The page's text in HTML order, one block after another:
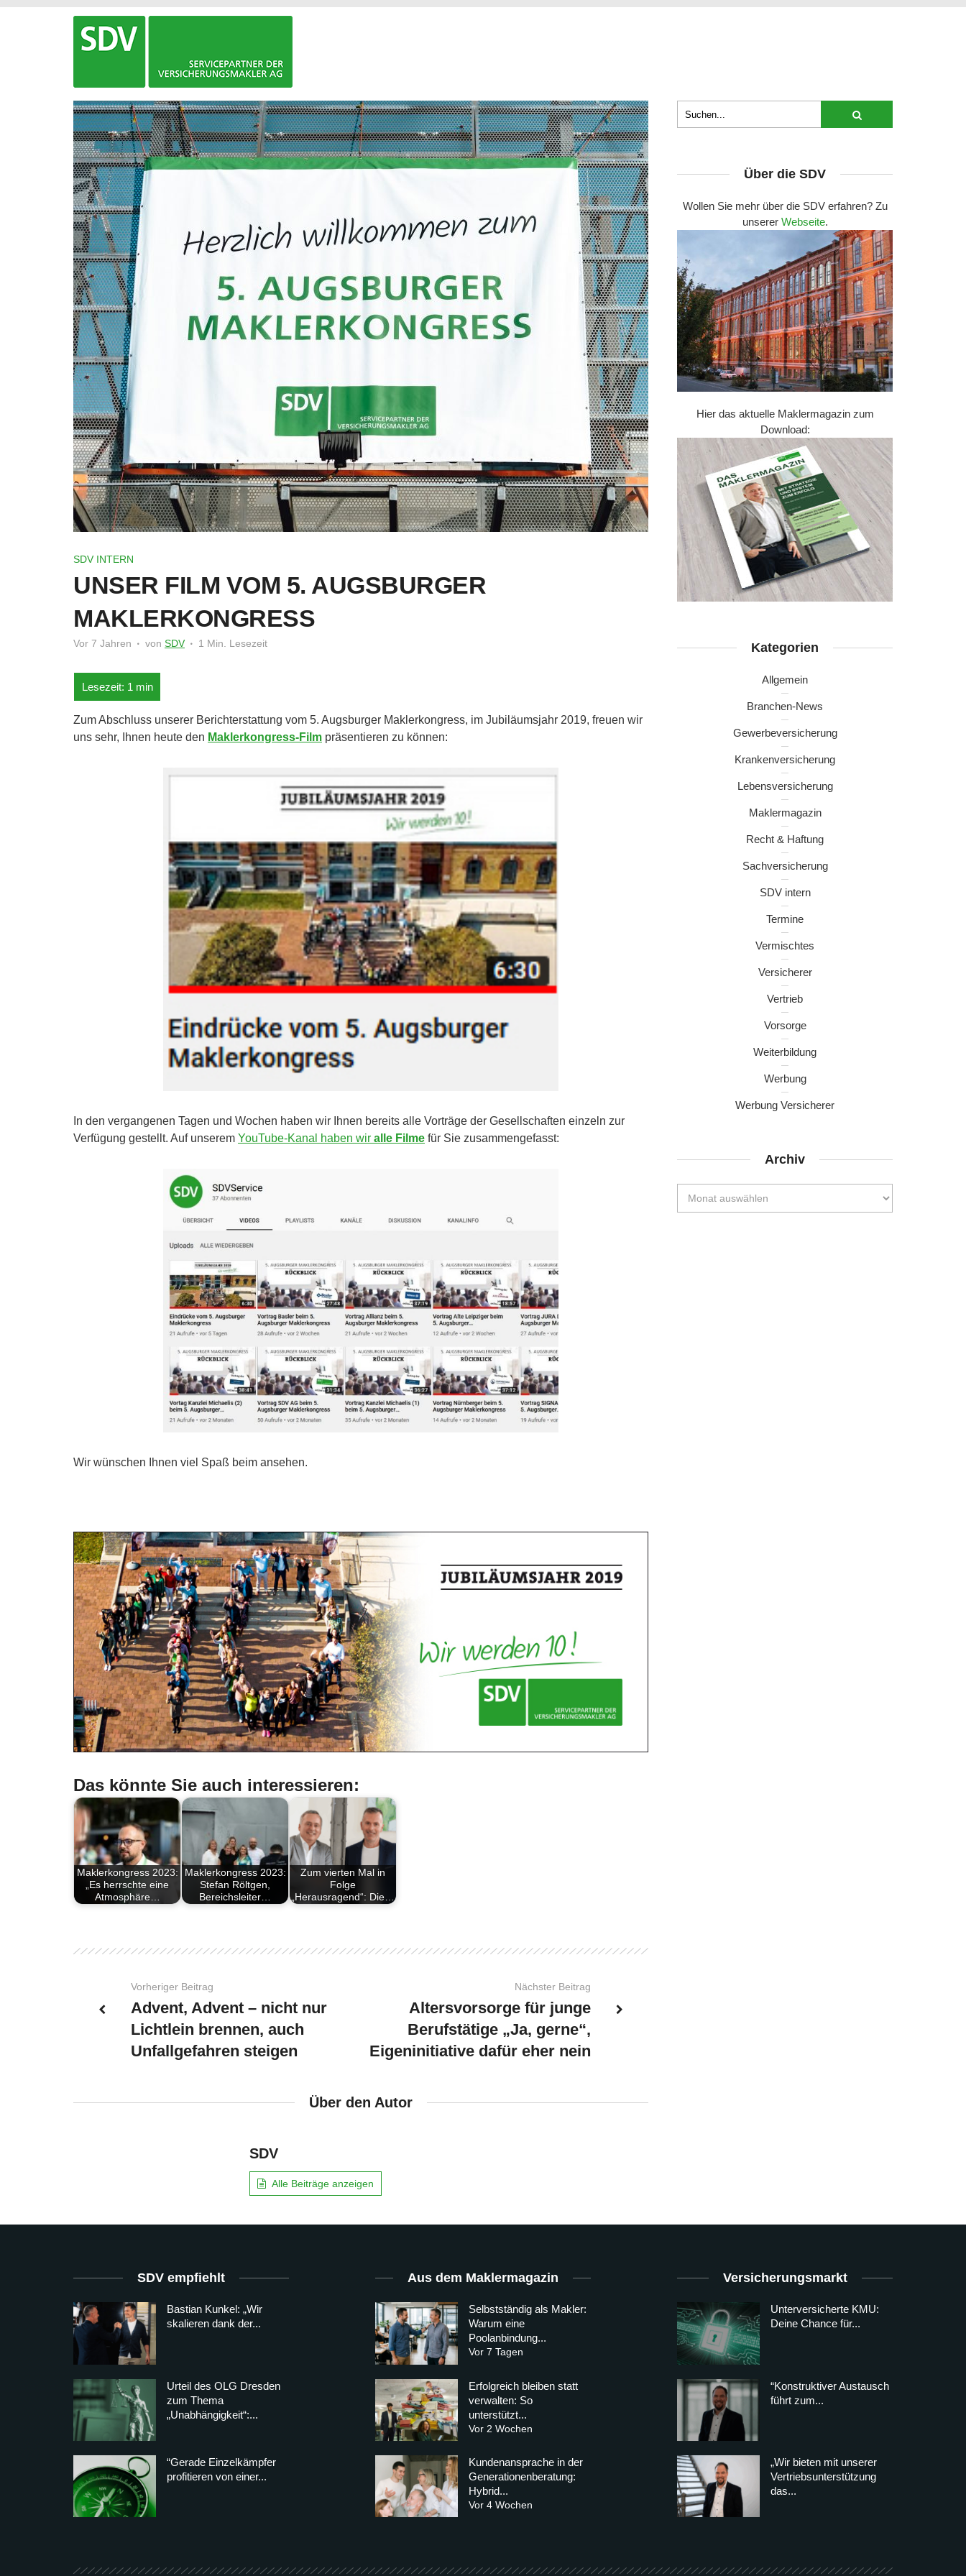
SDV INTERN
UNSER FILM VOM 5. AUGSBURGER
MAKLERKONGRESS
Vor 7 Jahren von SDV 1 Min. Lesezeit
Zum Abschluss unserer Berichterstattung vom 5. Augsburger Maklerkongress, im Jubiläumsjahr 2019, freuen wir
uns sehr, Ihnen heute den Maklerkongress-Film präsentieren zu können:
In den vergangenen Tagen und Wochen haben wir Ihnen bereits alle Vorträge der Gesellschaften einzeln zur
Verfügung gestellt. Auf unserem YouTube-Kanal haben wir alle Filme für Sie zusammengefasst:
Wir wünschen Ihnen viel Spaß beim ansehen.
Das könnte Sie auch interessieren:
Maklerkongress 2023:
„Es herrschte eine
Atmosphäre…
Maklerkongress 2023:
Stefan Röltgen,
Bereichsleiter…
Zum vierten Mal in
Folge
„Herausragend“: Die…
Vorheriger Beitrag
Advent, Advent – nicht nur
Lichtlein brennen, auch
Unfallgefahren steigen
Nächster Beitrag
Altersvorsorge für junge
Berufstätige „Ja, gerne“,
Eigeninitiative dafür eher nein
Über den Autor
SDV
Alle Beiträge anzeigen
Über die SDV
Wollen Sie mehr über die SDV erfahren? Zu
unserer Webseite.
Hier das aktuelle Maklermagazin zum
Download:
Kategorien
Allgemein
Branchen-News
Gewerbeversicherung
Krankenversicherung
Lebensversicherung
Maklermagazin
Recht & Haftung
Sachversicherung
SDV intern
Termine
Vermischtes
Versicherer
Vertrieb
Vorsorge
Weiterbildung
Werbung
Werbung Versicherer
Archiv
SDV empfiehlt
Bastian Kunkel: „Wir
skalieren dank der...
Urteil des OLG Dresden
zum Thema
„Unabhängigkeit“:...
“Gerade Einzelkämpfer
profitieren von einer...
Aus dem Maklermagazin
Selbstständig als Makler:
Warum eine
Poolanbindung...
Vor 7 Tagen
Erfolgreich bleiben statt
verwalten: So
unterstützt...
Vor 2 Wochen
Kundenansprache in der
Generationenberatung:
Hybrid...
Vor 4 Wochen
Versicherungsmarkt
Unterversicherte KMU:
Deine Chance für...
“Konstruktiver Austausch
führt zum...
„Wir bieten mit unserer
Vertriebsunterstützung
das...